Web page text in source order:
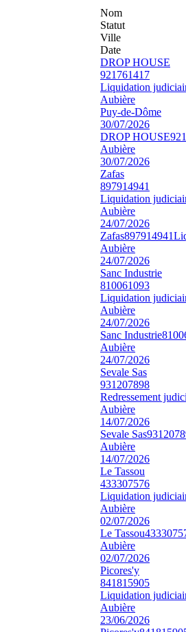
Nom
Statut
Ville
Date
DROP HOUSE
921761417
Liquidation
Aubière
Puy-de-Dôme
30/07/2026
DROP HOUSE
Aubière
30/07/2026
Zafas
897914941
Liquidation
Aubière
24/07/2026
Zafas897914941
Aubière
24/07/2026
Sanc Industrie
810061093
Liquidation
Aubière
24/07/2026
Sanc Industrie
Aubière
24/07/2026
Sevale Sas
931207898
Redressement
Aubière
14/07/2026
Sevale Sas
Aubière
14/07/2026
Le Tassou
433307576
Liquidation
Aubière
02/07/2026
Le Tassou
Aubière
02/07/2026
Picores'y
841815905
Liquidation
Aubière
23/06/2026